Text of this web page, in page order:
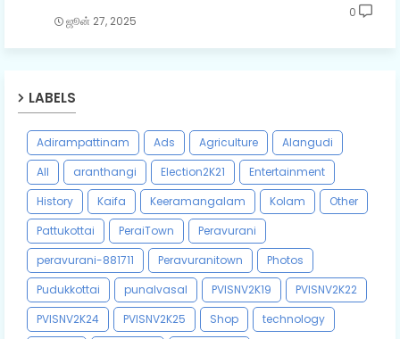
ஜூன் 27, 2025
0
LABELS
Adirampattinam Ads Agriculture
Alangudi
All
aranthangi Election2K21
Entertainment
History
Kaifa Keeramangalam Kolam
Other
Pattukottai
PeraiTown
Peravurani
peravurani-881711
Peravuranitown
Photos
Pudukkottai
punalvasal PVISNV2K19
PVISNV2K22
PVISNV2K24
PVISNV2K25 Shop
technology